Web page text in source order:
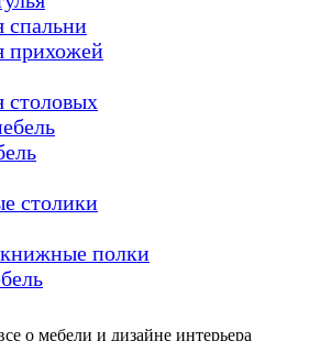
спальни
прихожей
столовых
столики
полки
о мебели и дизайне интерьера